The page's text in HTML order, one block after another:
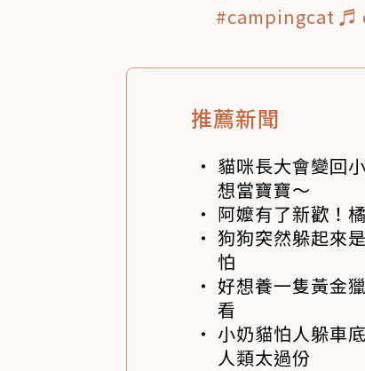
#campingcat ♬
推薦新聞
貓咪長大會變回
想當寶寶～
阿嬤有了新歡！
狗狗突然躲起來
怕
好想養一隻黃金
看
小奶貓怕人躲車
人類太過份